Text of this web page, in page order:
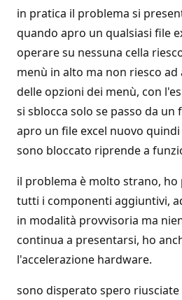
in pratica il problema si
quando apro un qualsiasi file
operare su nessuna cella
menù in alto ma non riesco ad
delle opzioni dei menù, con
si sblocca solo se passo da un
apro un file excel nuovo
sono bloccato riprende a
il problema è molto strano,
tutti i componenti aggiuntivi,
in modalità provvisoria ma
continua a presentarsi, ho
l'accelerazione hardware.
sono disperato spero riusciate